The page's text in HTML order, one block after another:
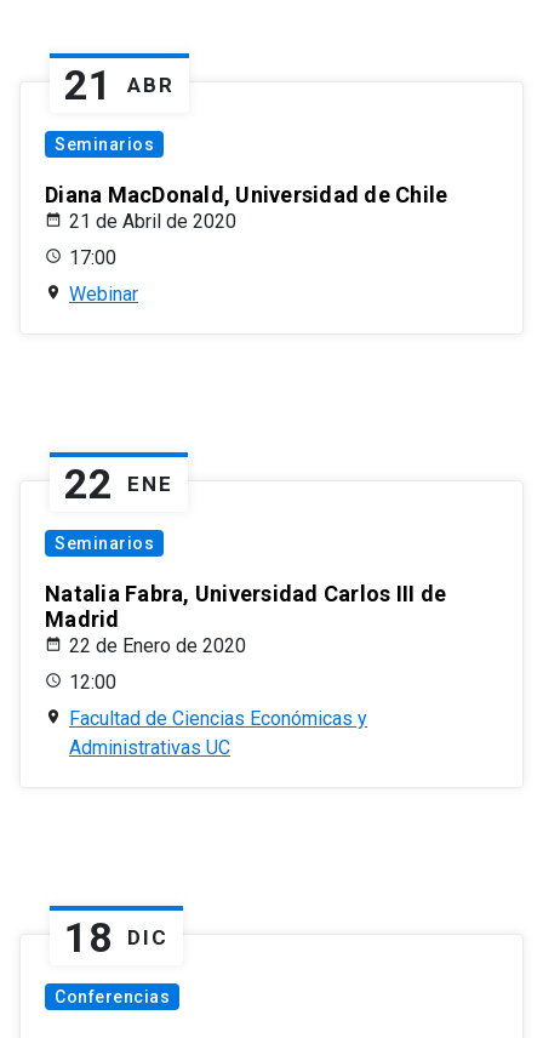
21 ABR
Seminarios
Diana MacDonald, Universidad de Chile
21 de Abril de 2020
17:00
Webinar
22 ENE
Seminarios
Natalia Fabra, Universidad Carlos III de
Madrid
22 de Enero de 2020
12:00
Facultad de Ciencias Económicas y
Administrativas UC
18 DIC
Conferencias